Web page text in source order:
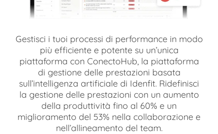
Gestisci i tuoi processi di performance in modo
più efficiente e potente su un’unica
piattaforma con ConectoHub, la piattaforma
di gestione delle prestazioni basata
sull’intelligenza artificiale di Idenfit. Ridefinisci
la gestione delle prestazioni con un aumento
della produttività fino al 60% e un
miglioramento del 53% nella collaborazione e
nell’allineamento del team.